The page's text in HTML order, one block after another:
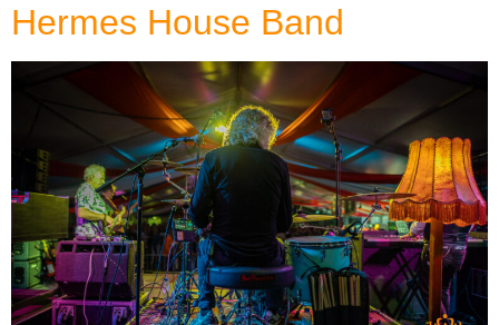
Hermes House Band